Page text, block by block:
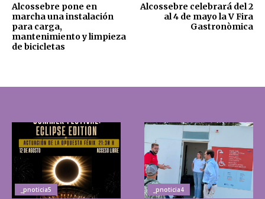
Alcossebre pone en
marcha una instalación
para carga,
mantenimiento y limpieza
de bicicletas
Alcossebre celebrará del 2
al 4 de mayo la V Fira
Gastronòmica
_pnoticia5 _pnoticia4